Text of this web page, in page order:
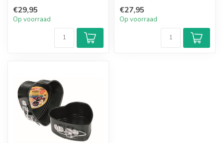
€29,95
Op voorraad
€27,95
Op voorraad